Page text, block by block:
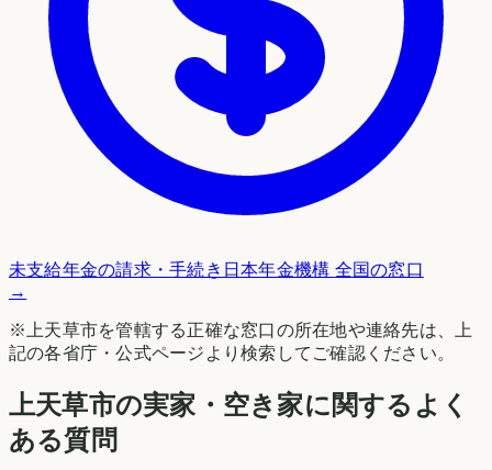
未支給年金の請求・手続き 日本年金機構 全国の窓口
→
※ 上天草市を管轄する正確な窓口の所在地や連絡先は、上
記の各省庁・公式ページより検索してご確認ください。
上天草市の実家・空き家に関するよく
ある質問